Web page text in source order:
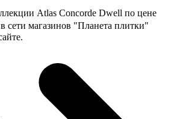
Atlas Concorde Dwell по цене
сети магазинов "Планета плитки"